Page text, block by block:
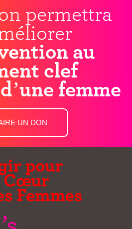
permettra
au
clef
femme
UN DON